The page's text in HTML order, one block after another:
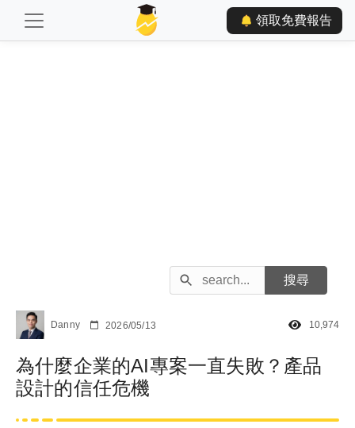
領取免費報告
Danny 2026/05/13 10,974
為什麼企業的AI專案一直失敗？產品
設計的信任危機